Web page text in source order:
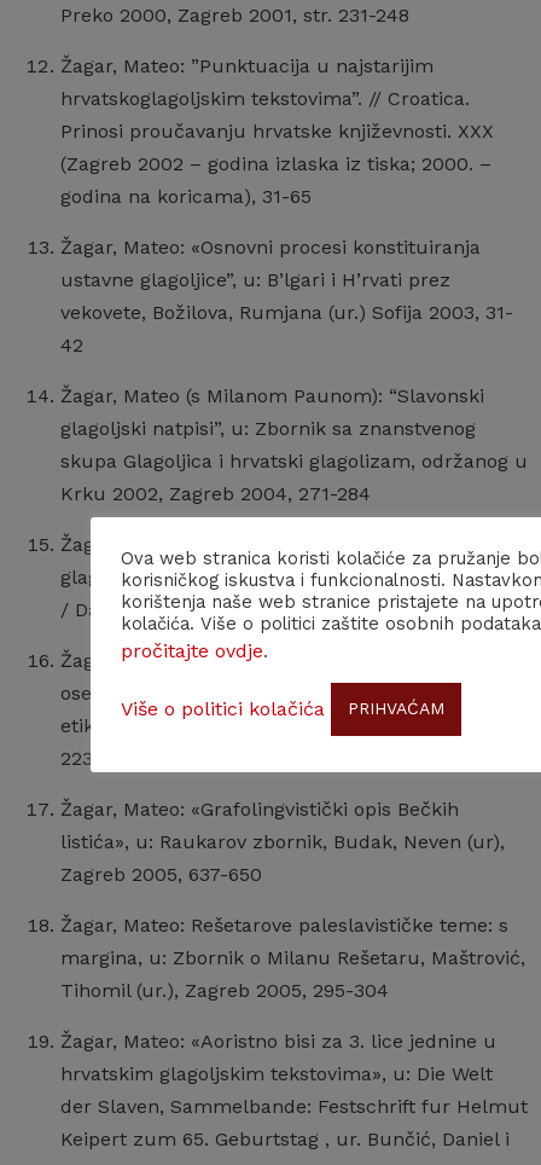
Preko 2000, Zagreb 2001, str. 231-248
Žagar, Mateo: ”Punktuacija u najstarijim
hrvatskoglagoljskim tekstovima”. // Croatica.
Prinosi proučavanju hrvatske književnosti. XXX
(Zagreb 2002 – godina izlaska iz tiska; 2000. –
godina na koricama), 31-65
Žagar, Mateo: «Osnovni procesi konstituiranja
ustavne glagoljice”, u: B’lgari i H’rvati prez
vekovete, Božilova, Rumjana (ur.) Sofija 2003, 31-
42
Žagar, Mateo (s Milanom Paunom): “Slavonski
glagoljski natpisi”, u: Zbornik sa znanstvenog
skupa Glagoljica i hrvatski glagolizam, održanog u
Krku 2002, Zagreb 2004, 271-284
Žagar, Mateo. «Jezikoslovni temelji paleografije:
glagoljičko motrište”, u: Drugi Hercigonjin zbornik
/ Damjanović, Stjepan (ur.), Zagreb 2005, 23-42
Žagar, Mateo: «Grafolingvistika i stari tekstovi:
osebujnosti pisanog jezika” , u: Od fonetike do
etike (zbornik), Pranjković, Ivo (ur.). Zagreb 2005,
223-258
Žagar, Mateo: «Grafolingvistički opis Bečkih
listića», u: Raukarov zbornik, Budak, Neven (ur),
Zagreb 2005, 637-650
Žagar, Mateo: Rešetarove paleslavističke teme: s
margina, u: Zbornik o Milanu Rešetaru, Maštrović,
Tihomil (ur.), Zagreb 2005, 295-304
Žagar, Mateo: «Aoristno bisi za 3. lice jednine u
hrvatskim glagoljskim tekstovima», u: Die Welt
der Slaven, Sammelbande: Festschrift fur Helmut
Keipert zum 65. Geburtstag , ur. Bunčić, Daniel i
Ova web stranica koristi kolačiće za pružanje
korisničkog iskustva i funkcionalnosti.
korištenja naše web stranice pristajete na
kolačića. Više o politici zaštite osobnih podataka
pročitajte ovdje.
Više o politici kolačića PRIHVAĆAM